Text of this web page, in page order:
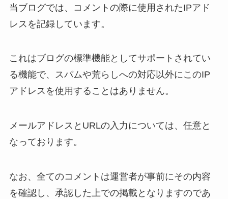
当ブログでは、コメントの際に使用されたIPアド
レスを記録しています。
これはブログの標準機能としてサポートされてい
る機能で、スパムや荒らしへの対応以外にこのIP
アドレスを使用することはありません。
メールアドレスとURLの入力については、任意と
なっております。
なお、全てのコメントは運営者が事前にその内容
を確認し、承認した上での掲載となりますのであ